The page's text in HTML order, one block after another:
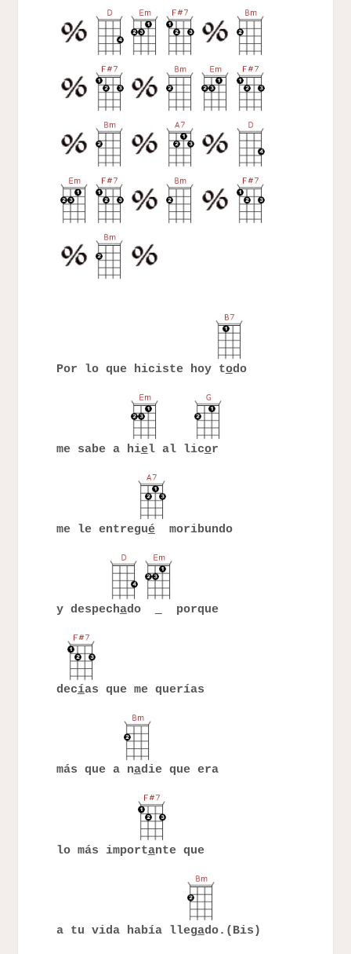
Por lo que hiciste hoy todo
me sabe a hiel al licor
me le entreguémoribundo
y despechado porque
decías que me querías
más que a nadie que era
lo más importante que
a tu vida había llegado.(Bis)